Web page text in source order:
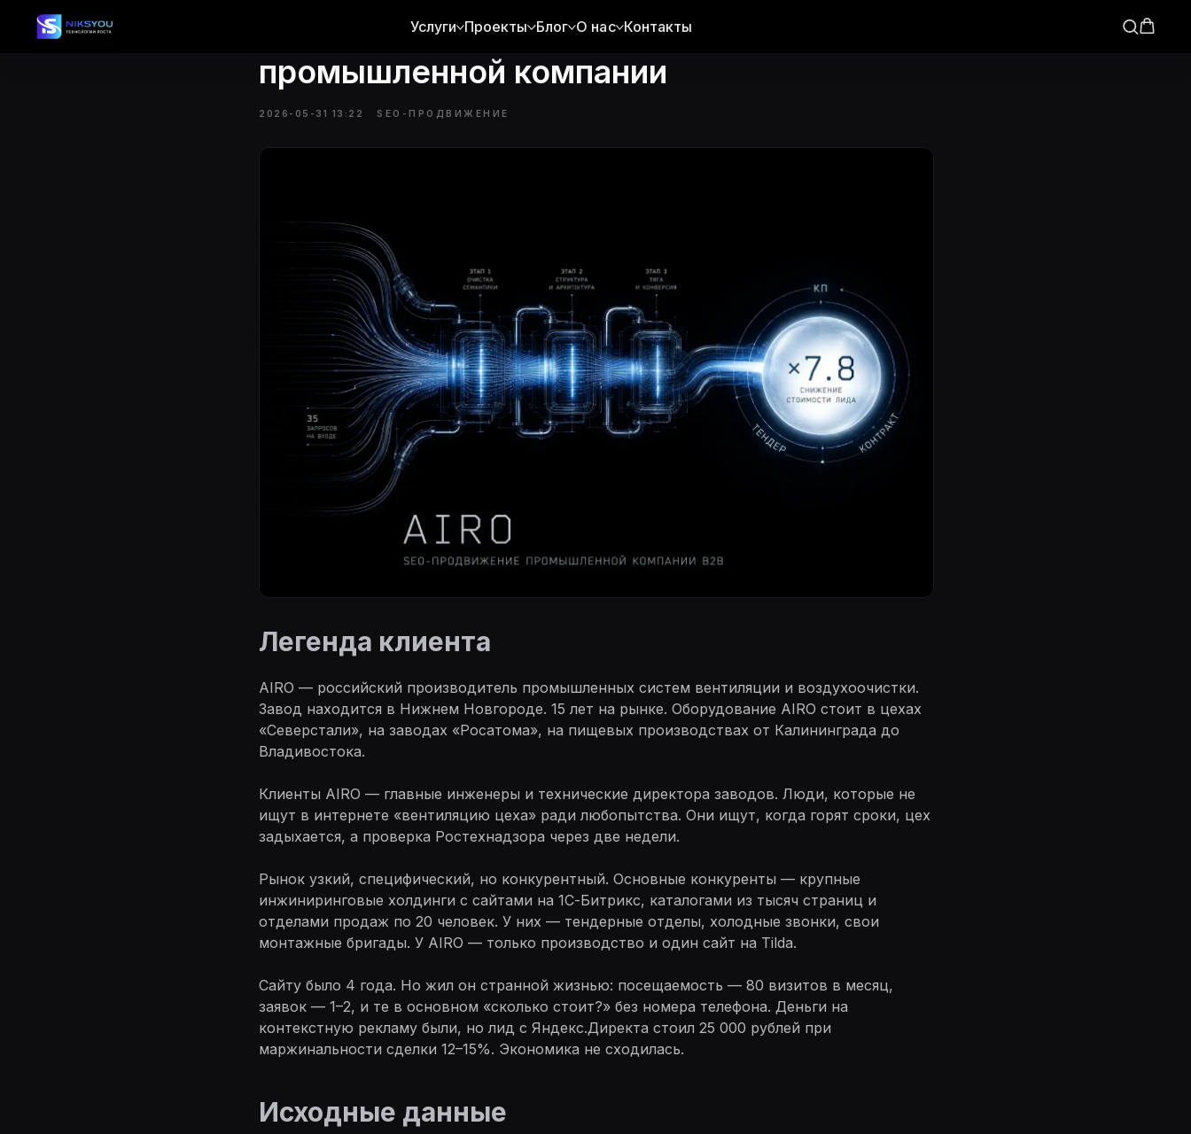
Услуги Проекты Блог О нас Контакты
Комплексное SEO-продвижение
промышленной компании
2026-05-31 13:22 SEO-ПРОДВИЖЕНИЕ
Легенда клиента
AIRO — российский производитель промышленных систем вентиляции и воздухоочистки.
Завод находится в Нижнем Новгороде. 15 лет на рынке. Оборудование AIRO стоит в цехах
«Северстали», на заводах «Росатома», на пищевых производствах от Калининграда до
Владивостока.
Клиенты AIRO — главные инженеры и технические директора заводов. Люди, которые не
ищут в интернете «вентиляцию цеха» ради любопытства. Они ищут, когда горят сроки, цех
задыхается, а проверка Ростехнадзора через две недели.
Рынок узкий, специфический, но конкурентный. Основные конкуренты — крупные
инжиниринговые холдинги с сайтами на 1С-Битрикс, каталогами из тысяч страниц и
отделами продаж по 20 человек. У них — тендерные отделы, холодные звонки, свои
монтажные бригады. У AIRO — только производство и один сайт на Tilda.
Сайту было 4 года. Но жил он странной жизнью: посещаемость — 80 визитов в месяц,
заявок — 1–2, и те в основном «сколько стоит?» без номера телефона. Деньги на
контекстную рекламу были, но лид с Яндекс.Директа стоил 25 000 рублей при
маржинальности сделки 12–15%. Экономика не сходилась.
Исходные данные